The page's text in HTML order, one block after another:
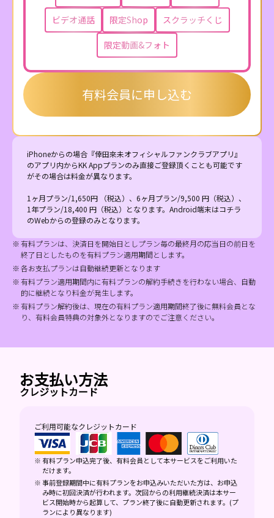
ビデオ通話 限定Shop スクラッチくじ
限定動画&フォト
有料会員に申し込む
iPhoneからの場合『倖田來未オフィシャルファンクラブアプリ』
のアプリ内からKK Appプランのみ直接ご登録頂くことも可能です
がその場合は料金が異なります。
1ヶ月プラン/1,650円 （税込）、6ヶ月プラン/9,500 円（税込）、
1年プラン/18,400 円（税込）となります。Android端末はコチラ
のWebからの登録のみとなります。
有料プランは、決済日を開始日としプラン毎の最終月の応当日の前日を
終了日としたものを有料プラン適用期間とします。
各お支払プランは自動継続更新となります
有料プラン適用期間内に有料プランの解約手続きを行わない場合、自動
的に継続となり料金が発生します。
有料プラン解約後は、現在の有料プラン適用期間終了後に無料会員とな
り、有料会員特典の対象外となりますのでご注意ください。
お支払い方法
クレジットカード
ご利用可能なクレジットカード
有料プラン申込完了後、有料会員として本サービスをご利用いた
だけます。
事前登録期間中に有料プランをお申込みいただいた方は、お申込
み時に初回決済が行われます。次回からの利用継続決済は本サー
ビス開始時から起算して、プラン終了後に自動更新されます。(プ
ランにより異なります)